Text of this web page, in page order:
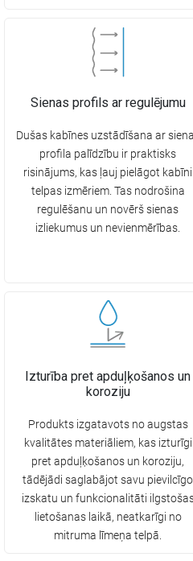
Sienas profils ar regulējumu
Dušas kabīnes uzstādīšana ar
profila palīdzību ir praktisks
risinājums, kas ļauj pielāgot kabīni
telpas izmēriem. Tas nodrošina
regulēšanu un novērš sienas
izliekumus un nevienmērības.
Izturība pret apduļķošanos un
koroziju
Produkts izgatavots no augstas
kvalitātes materiāliem, kas izturīgi
pret apduļķošanos un koroziju,
tādējādi saglabājot savu pievilcīgo
izskatu un funkcionalitāti
lietošanas laikā, neatkarīgi no
mitruma līmeņa telpā.